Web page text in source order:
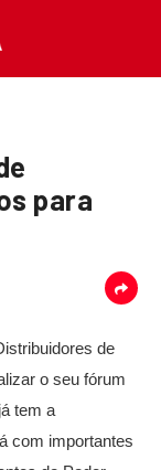
para
de
o seu fórum
tem a
com importantes